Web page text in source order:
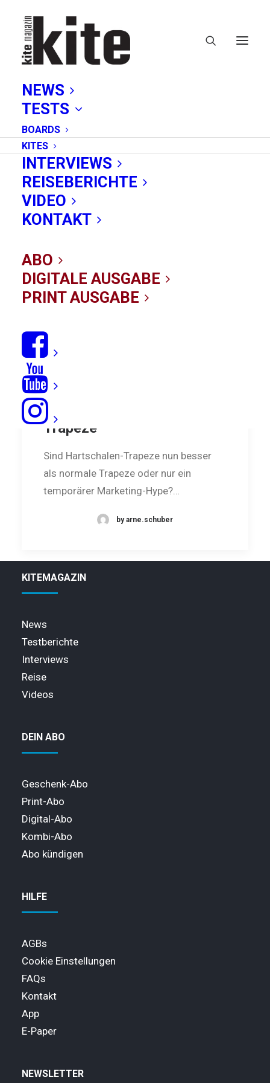
NEWS
TESTS
BOARDS
KITES
INTERVIEWS
REISEBERICHTE
VIDEO
KONTAKT
ABO
DIGITALE AUSGABE
PRINT AUSGABE
Hardshell
Hart im Trend: Hardshell-
Trapeze
Sind Hartschalen-Trapeze nun besser
als normale Tra­peze oder nur ein
temporärer Mar­ke­ting-Hype?…
by arne.schuber
KITEMAGAZIN
News
Testberichte
Interviews
Reise
Videos
DEIN ABO
Geschenk-Abo
Print-Abo
Digital-Abo
Kombi-Abo
Abo kündigen
HILFE
AGBs
Cookie Einstellungen
FAQs
Kontakt
App
E-Paper
NEWSLETTER